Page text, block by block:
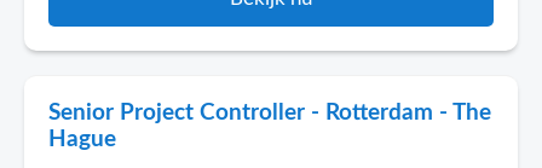
Senior Project Controller - Rotterdam - The
Hague